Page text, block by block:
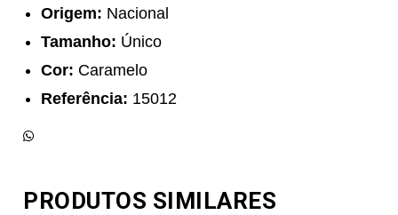
Origem: Nacional
Tamanho: Único
Cor: Caramelo
Referência: 15012
PRODUTOS SIMILARES